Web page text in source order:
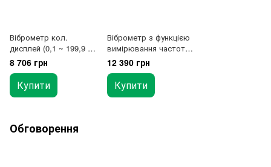
Віброметр кол.
дисплей (0,1 ~ 199,9 м
/ с?)
8 706 грн
Купити
Віброметр з функцією
вимірювання частоти,
кольоровий дисплей
12 390 грн
Купити
Обговорення